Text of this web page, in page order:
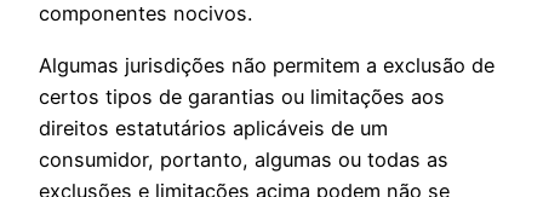
componentes nocivos.
Algumas jurisdições não permitem a exclusão de
certos tipos de garantias ou limitações aos
direitos estatutários aplicáveis de um
consumidor, portanto, algumas ou todas as
exclusões e limitações acima podem não se